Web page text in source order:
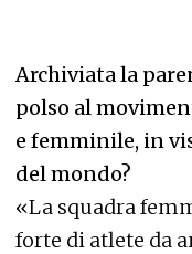
Archiviata la
polso al
e femminile, in
del mondo?
«La squadra
forte di atlete da